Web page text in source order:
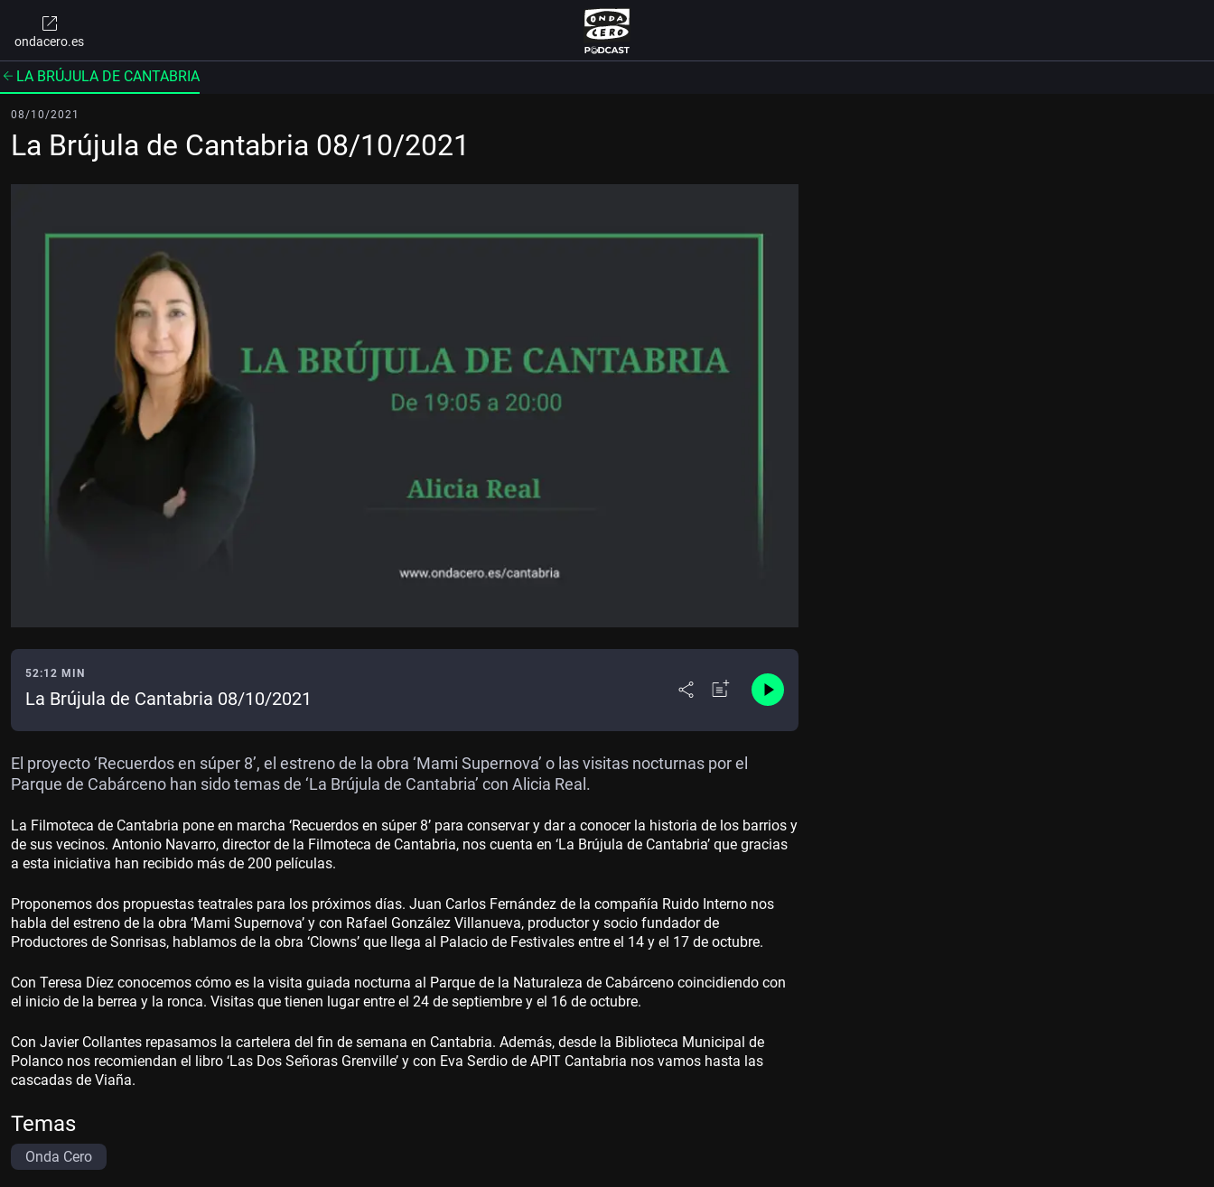
ondacero.es
LA BRÚJULA DE CANTABRIA
08/10/2021
La Brújula de Cantabria 08/10/2021
52:12 MIN
La Brújula de Cantabria 08/10/2021
El proyecto ‘Recuerdos en súper 8’, el estreno de la obra ‘Mami Supernova’ o las visitas nocturnas por el
Parque de Cabárceno han sido temas de ‘La Brújula de Cantabria’ con Alicia Real.
La Filmoteca de Cantabria pone en marcha ‘Recuerdos en súper 8’ para conservar y dar a conocer la historia de los barrios y
de sus vecinos. Antonio Navarro, director de la Filmoteca de Cantabria, nos cuenta en ‘La Brújula de Cantabria’ que gracias
a esta iniciativa han recibido más de 200 películas.
Proponemos dos propuestas teatrales para los próximos días. Juan Carlos Fernández de la compañía Ruido Interno nos
habla del estreno de la obra ‘Mami Supernova’ y con Rafael González Villanueva, productor y socio fundador de
Productores de Sonrisas, hablamos de la obra ‘Clowns’ que llega al Palacio de Festivales entre el 14 y el 17 de octubre.
Con Teresa Díez conocemos cómo es la visita guiada nocturna al Parque de la Naturaleza de Cabárceno coincidiendo con
el inicio de la berrea y la ronca. Visitas que tienen lugar entre el 24 de septiembre y el 16 de octubre.
Con Javier Collantes repasamos la cartelera del fin de semana en Cantabria. Además, desde la Biblioteca Municipal de
Polanco nos recomiendan el libro ‘Las Dos Señoras Grenville’ y con Eva Serdio de APIT Cantabria nos vamos hasta las
cascadas de Viaña.
Temas
Onda Cero